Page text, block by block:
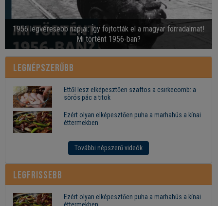
1956 legvéresebb napjai: Így fojtották el a magyar forradalmat!
Mi történt 1956-ban?
Legnépszerűbb
Ettől lesz elképesztően szaftos a csirkecomb: a
sörös pác a titok
Ezért olyan elképesztően puha a marhahús a kínai
éttermekben
További népszerű videók
Legfrissebb
Ezért olyan elképesztően puha a marhahús a kínai